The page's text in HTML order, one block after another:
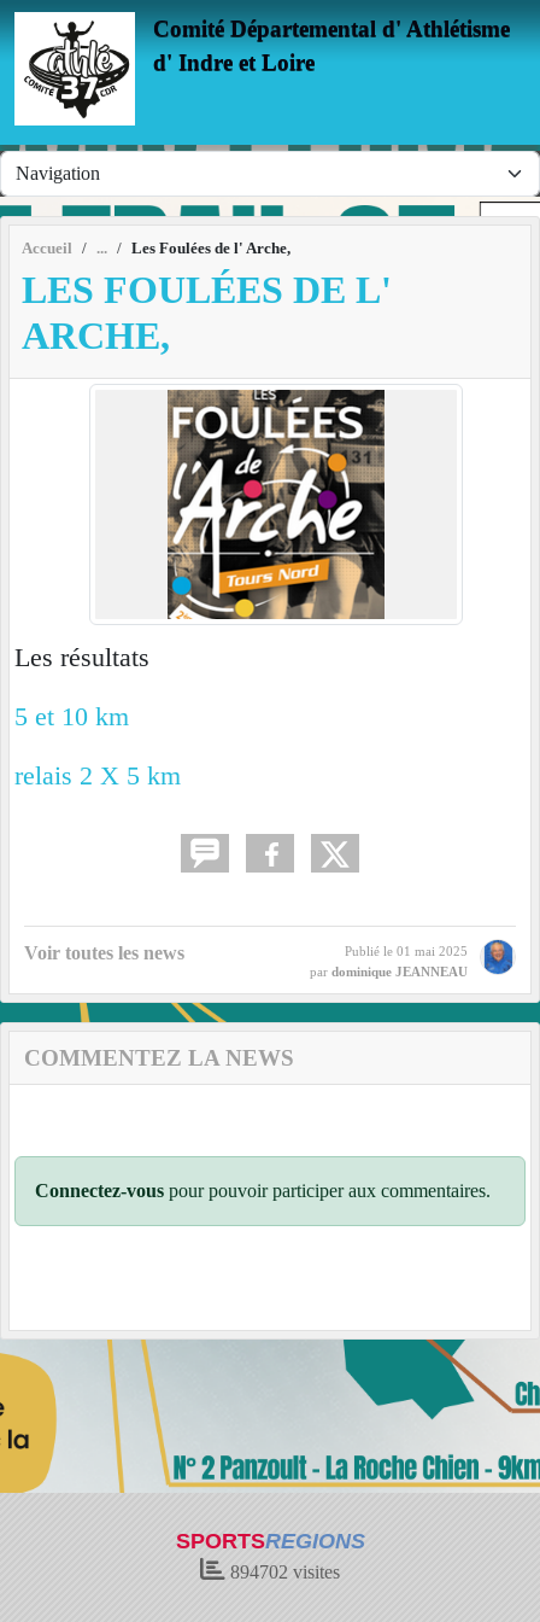
Comité Départemental d' Athlétisme
d' Indre et Loire
Accueil Les Foulées de l' Arche,
LES FOULÉES DE L'
ARCHE,
Les résultats
5 et 10 km
relais 2 X 5 km
Voir toutes les news Publié le 01 mai 2025
par dominique JEANNEAU
COMMENTEZ LA NEWS
Connectez-vous pour pouvoir participer aux commentaires.
SPORTSREGIONS
894702 visites
Panneau de gestion des cookies